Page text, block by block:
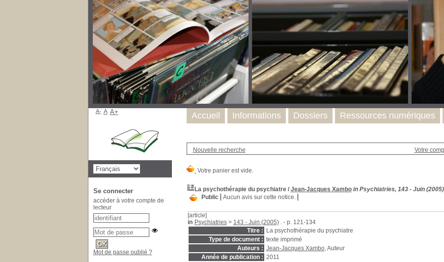
Nouvelle recherche Votre
La psychothérapie du psychiatre/ Jean-Jacques Xambo in Psychiatries, 143 - Juin (2005)
Public
Aucun avis sur cette notice.
[article]
in Psychiatries> 143 - Juin (2005). - p. 121-134
Titre :
La psychothérapie du psychiatre
Type de document : texte imprimé
Auteurs : Jean-Jacques Xambo, Auteur
Année de publication : 2011
Accueil Informations Dossiers Ressources numériques
A- A A+
Se connecter
accéder à votre compte de
lecteur
Mot de passe oublié ?